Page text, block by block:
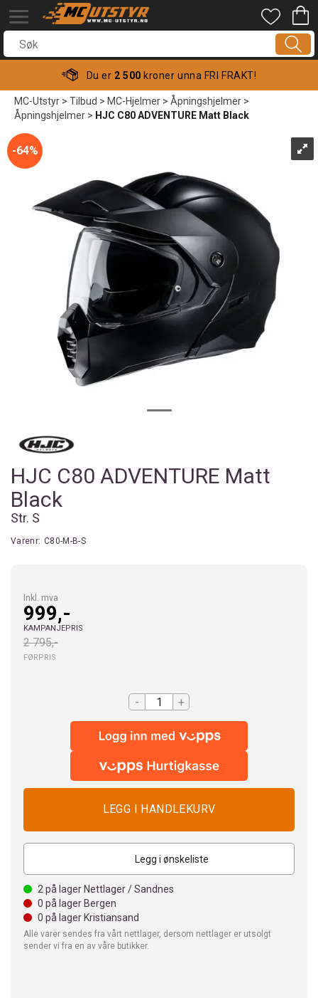
Du er 2 500 kroner unna FRI FRAKT!
MC-Utstyr>Tilbud>MC-Hjelmer>Åpningshjelmer>
Åpningshjelmer> HJC C80 ADVENTURE Matt Black
64%
HJC C80 ADVENTURE Matt
Black
Str. S
Varenr: C80-M-B-S
Inkl. mva
999,-
KAMPANJEPRIS
2 795,-
FØRPRIS
- +
Legg i ønskeliste
2 på lager Nettlager / Sandnes
0 på lager Bergen
0 på lager Kristiansand
Alle varer sendes fra vårt nettlager, dersom nettlager er utsolgt
sender vi fra en av våre butikker.